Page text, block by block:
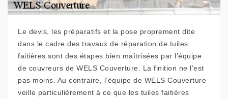
Le devis, les préparatifs et la pose proprement dite
dans le cadre des travaux de réparation de tuiles
faitières sont des étapes bien maîtrisées par l’équipe
de couvreurs de WELS Couverture. La finition ne l’est
pas moins. Au contraire, l’équipe de WELS Couverture
veille particulièrement à ce que les tuiles faitières